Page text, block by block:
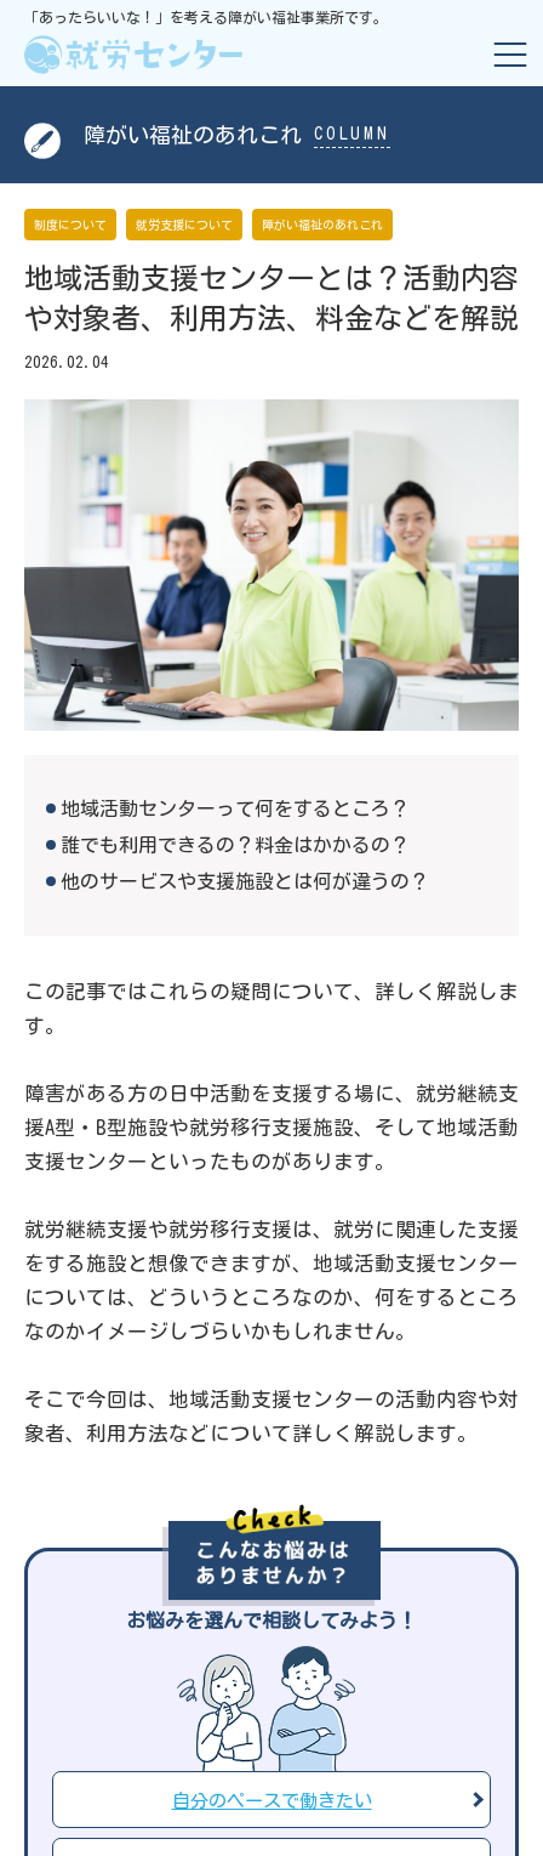
「あったらいいな！」を考える障がい福祉事業所です。
障がい福祉のあれこれ COLUMN
制度について 就労支援について 障がい福祉のあれこれ
地域活動支援センターとは？活動内容
や対象者、利用方法、料金などを解説
2026.02.04
地域活動センターって何をするところ？
誰でも利用できるの？料金はかかるの？
他のサービスや支援施設とは何が違うの？
この記事ではこれらの疑問について、詳しく解説しま
す。
障害がある方の日中活動を支援する場に、就労継続支
援A型・B型施設や就労移行支援施設、そして地域活動
支援センターといったものがあります。
就労継続支援や就労移行支援は、就労に関連した支援
をする施設と想像できますが、地域活動支援センター
については、どういうところなのか、何をするところ
なのかイメージしづらいかもしれません。
そこで今回は、地域活動支援センターの活動内容や対
象者、利用方法などについて詳しく解説します。
お悩みを選んで相談してみよう！
自分のペースで働きたい